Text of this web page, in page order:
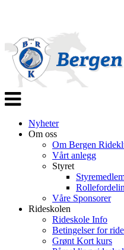
Veksle
navigasjon
Nyheter
Om oss
Om Bergen
Vårt anlegg
Styret
Våre Sponsorer
Rideskolen
Rideskole Info
Betingelser for
Grønt Kort kurs